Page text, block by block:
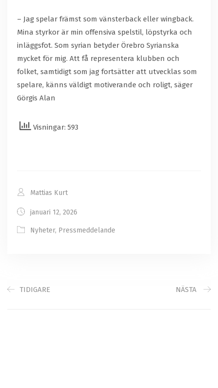
– Jag spelar främst som vänsterback eller wingback.
Mina styrkor är min offensiva spelstil, löpstyrka och
inläggsfot. Som syrian betyder Örebro Syrianska
mycket för mig. Att få representera klubben och
folket, samtidigt som jag fortsätter att utvecklas som
spelare, känns väldigt motiverande och roligt, säger
Görgis Alan
Visningar: 593
Mattias Kurt
januari 12, 2026
Nyheter, Pressmeddelande
TIDIGARE NÄSTA